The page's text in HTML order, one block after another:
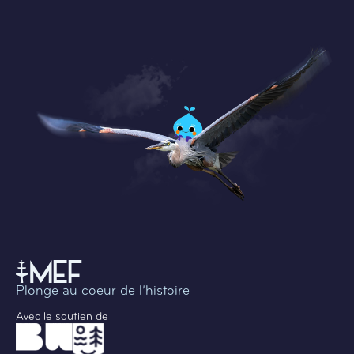
Plonge au coeur de l’histoire
Avec le soutien de